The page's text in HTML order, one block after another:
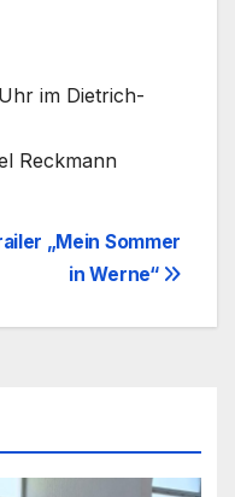
im Dietrich-
Reck­mann
„Mein Sommer
in Werne“